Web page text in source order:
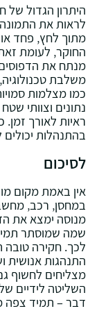
היתרון הגדול של
לראות את
מתוך לחץ‚ פחד
החוקר‚ לעומת
מנתח את
משלבת
כמו מצלמות
נתונים וצוותי
ראיות לאורך זמן.
בהתנהלות
לסיכום
אין באמת מקום
במחסן‚ רכב‚
מנוסה ימצא את
שמה שמוסתר
לכך. חקירה
התנהגות אנושית
מצליחים לחשוף
השליטה לידיים
דבר – תמיד צפה